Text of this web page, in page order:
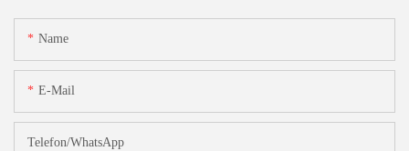
Name
E-Mail
Telefon/WhatsApp